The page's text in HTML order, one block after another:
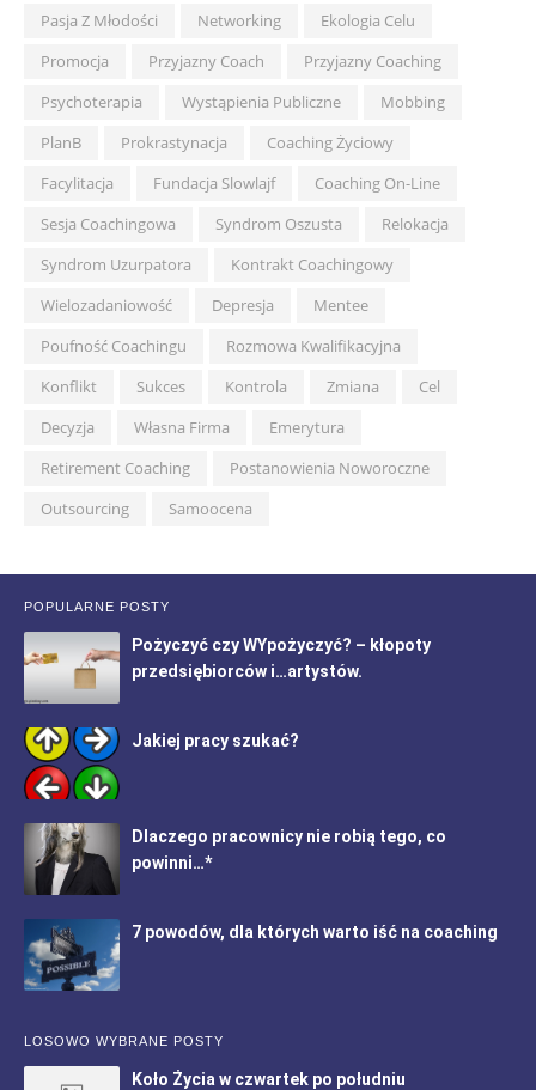
Pasja Z Młodości
Networking
Ekologia Celu
Promocja
Przyjazny Coach
Przyjazny Coaching
Psychoterapia
Wystąpienia Publiczne
Mobbing
PlanB
Prokrastynacja
Coaching Życiowy
Facylitacja
Fundacja Slowlajf
Coaching On-Line
Sesja Coachingowa
Syndrom Oszusta
Relokacja
Syndrom Uzurpatora
Kontrakt Coachingowy
Wielozadaniowość
Depresja
Mentee
Poufność Coachingu
Rozmowa Kwalifikacyjna
Konflikt
Sukces Kontrola Zmiana
Cel
Decyzja
Własna Firma
Emerytura
Retirement Coaching
Postanowienia Noworoczne
Outsourcing
Samoocena
POPULARNE POSTY
Pożyczyć czy WYpożyczyć? – kłopoty
przedsiębiorców i…artystów.
Jakiej pracy szukać?
Dlaczego pracownicy nie robią tego, co
powinni…*
7 powodów, dla których warto iść na coaching
LOSOWO WYBRANE POSTY
Koło Życia w czwartek po południu